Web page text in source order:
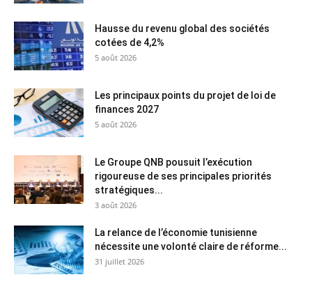
Hausse du revenu global des sociétés
cotées de 4,2%
5 août 2026
Les principaux points du projet de loi de
finances 2027
5 août 2026
Le Groupe QNB pousuit l’exécution
rigoureuse de ses principales priorités
stratégiques...
3 août 2026
La relance de l’économie tunisienne
nécessite une volonté claire de réforme...
31 juillet 2026